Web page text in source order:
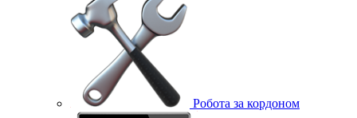
Робота за кордоном